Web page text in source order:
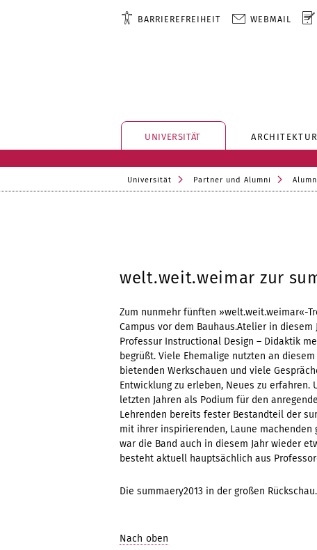
BARRIEREFREIHEIT WEBMAIL
UNIVERSITÄT
Universität Partner und Alumni
welt.weit.weimar zur
Zum nunmehr fünften »welt.weit.weimar«-
Campus vor dem Bauhaus.Atelier in
Professur Instructional Design – Didaktik
begrüßt. Viele Ehemalige nutzten an
bietenden Werkschauen und viele
Entwicklung zu erleben, Neues zu
letzten Jahren als Podium für den
Lehrenden bereits fester Bestandteil der
mit ihrer inspirierenden, Laune machenden
war die Band auch in diesem Jahr wieder
besteht aktuell hauptsächlich aus
Die summaery2013 in der großen Rückschau.
Nach oben